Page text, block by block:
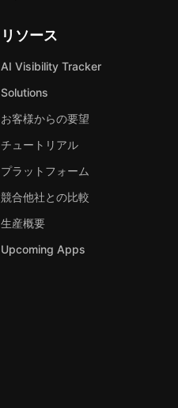
リソース
AI Visibility Tracker
Solutions
お客様からの要望
チュートリアル
プラットフォーム
競合他社との比較
生産概要
Upcoming Apps